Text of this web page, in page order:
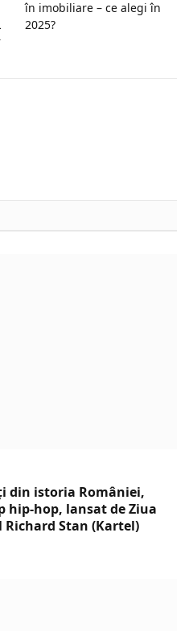
în imobiliare – ce alegi în
2025?
din istoria României,
hop, lansat de Ziua
Stan (Kartel)